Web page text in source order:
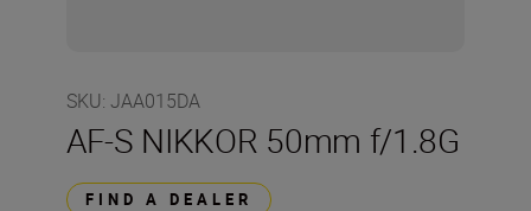
SKU: JAA015DA
AF-S NIKKOR 50mm f/1.8G
FIND A DEALER